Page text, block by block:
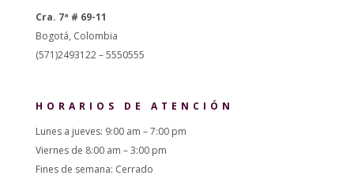
Cra. 7ª # 69-11
Bogotá, Colombia
(571)2493122 – 5550555
HORARIOS DE ATENCIÓN
Lunes a jueves: 9:00 am – 7:00 pm
Viernes de 8:00 am – 3:00 pm
Fines de semana: Cerrado